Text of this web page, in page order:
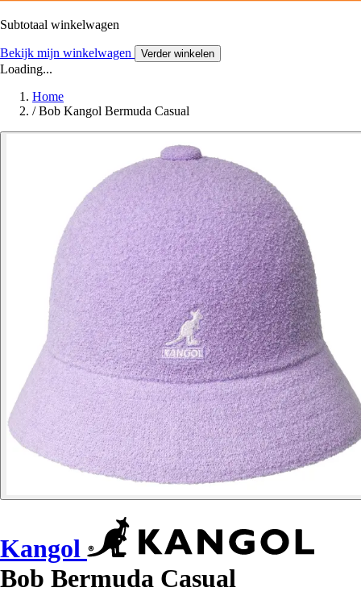
Subtotaal winkelwagen
Bekijk mijn winkelwagen Verder winkelen
Loading...
Home
/ Bob Kangol Bermuda Casual
Kangol
Bob Bermuda Casual